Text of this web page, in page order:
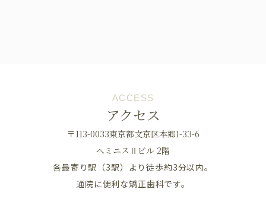
ACCESS
アクセス
〒113-0033東京都文京区本郷1-33-6
へミニスⅡビル 2階
各最寄り駅（3駅）より徒歩約3分以内。
通院に便利な矯正歯科です。